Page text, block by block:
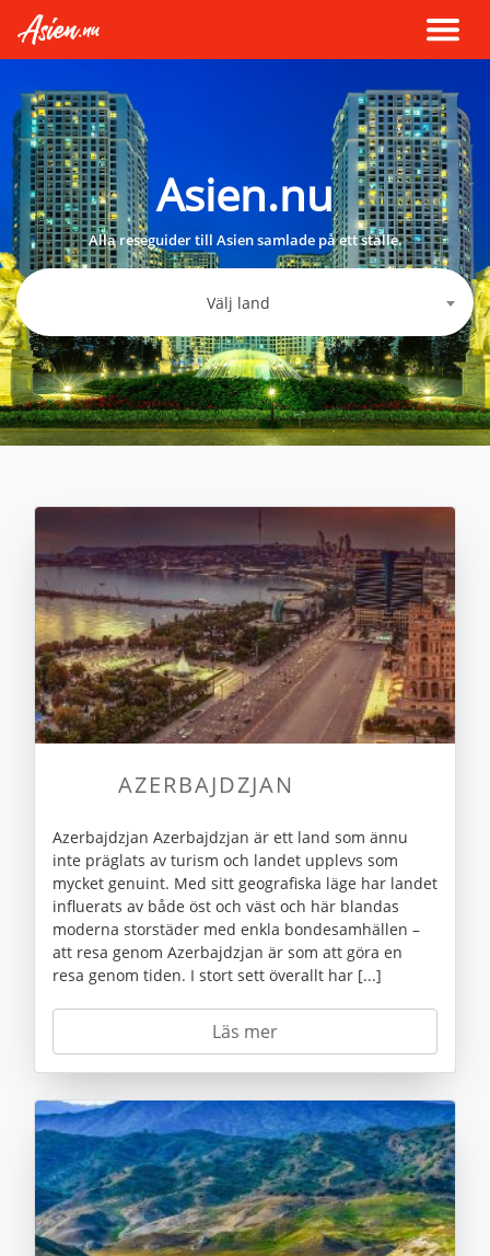
Asien.nu
Alla reseguider till Asien samlade på ett ställe.
Välj land
AZERBAJDZJAN
Azerbajdzjan Azerbajdzjan är ett land som ännu
inte präglats av turism och landet upplevs som
mycket genuint. Med sitt geografiska läge har landet
influerats av både öst och väst och här blandas
moderna storstäder med enkla bondesamhällen –
att resa genom Azerbajdzjan är som att göra en
resa genom tiden. I stort sett överallt har [...]
Läs mer